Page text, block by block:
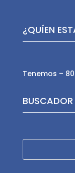
¿QUÍEN
Tenemos –
BUSCADOR